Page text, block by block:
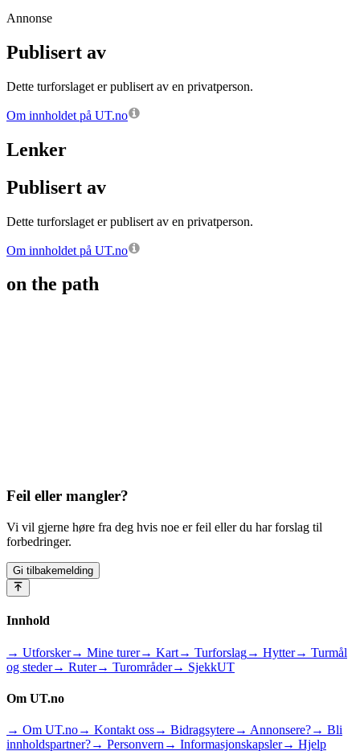
Annonse
Publisert av
Dette turforslaget er publisert av en privatperson.
Om innholdet på UT.no
Lenker
Publisert av
Dette turforslaget er publisert av en privatperson.
Om innholdet på UT.no
on the path
Feil eller mangler?
Vi vil gjerne høre fra deg hvis noe er feil eller du har forslag til
forbedringer.
Gi tilbakemelding
Innhold
→ Utforsker→ Mine turer→ Kart→ Turforslag→ Hytter→ Turmål
og steder→ Ruter→ Turområder→ SjekkUT
Om UT.no
→ Om UT.no→ Kontakt oss→ Bidragsytere→ Annonsere?→ Bli
innholdspartner?→ Personvern → Informasjonskapsler→ Hjelp